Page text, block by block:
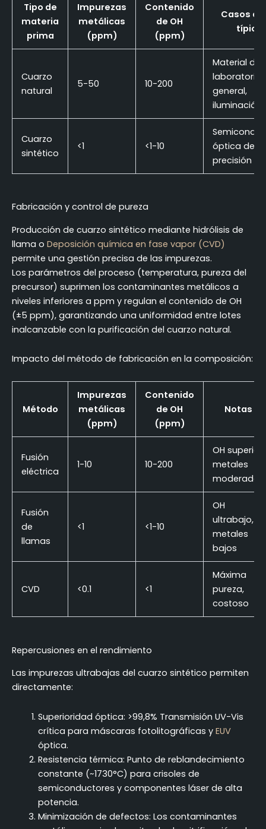
Tipo de
materia
prima
Impurezas
metálicas
(ppm)
Contenido
de OH
(ppm)
Casos
Cuarzo
natural
5-50 10-200
Material de
laboratorio
general,
iluminación
Cuarzo
sintético
<1 <1-10
óptica de
precisión
Fabricación y control de pureza
Producción de cuarzo sintético mediante hidrólisis de
llama o Deposición química en fase vapor (CVD)
permite una gestión precisa de las impurezas.
Los parámetros del proceso (temperatura, pureza del
precursor) suprimen los contaminantes metálicos a
niveles inferiores a ppm y regulan el contenido de OH
(±5 ppm), garantizando una uniformidad entre lotes
inalcanzable con la purificación del cuarzo natural.
Impacto del método de fabricación en la composición:
Método
Impurezas
metálicas
(ppm)
Contenido
de OH
(ppm)
Notas
Fusión
eléctrica
1-10 10-200
OH superior,
metales
moderados
Fusión
de
llamas
<1 <1-10
OH
ultrabajo,
metales
bajos
CVD <0.1 <1
Máxima
pureza,
costoso
Repercusiones en el rendimiento
Las impurezas ultrabajas del cuarzo sintético permiten
directamente:
Superioridad óptica: >99,8% Transmisión UV-Vis
crítica para máscaras fotolitográficas y EUV
óptica.
Resistencia térmica: Punto de reblandecimiento
constante (~1730°C) para crisoles de
semiconductores y componentes láser de alta
potencia.
Minimización de defectos: Los contaminantes